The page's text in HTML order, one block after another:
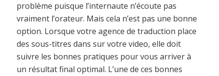
problème puisque l’internaute n’écoute pas
vraiment l’orateur. Mais cela n’est pas une bonne
option. Lorsque votre agence de traduction place
des sous-titres dans sur votre video, elle doit
suivre les bonnes pratiques pour vous arriver à
un résultat final optimal. L’une de ces bonnes